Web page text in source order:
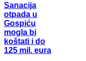
Sanacija
otpada u
Gospiću
mogla bi
koštati i do
125 mil. eura